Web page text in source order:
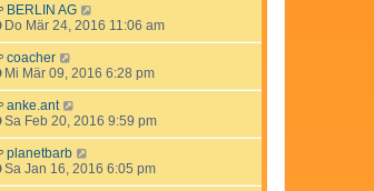
BERLIN AG
Do Mär 24, 2016 11:06 am
coacher
Mi Mär 09, 2016 6:28 pm
anke.ant
Sa Feb 20, 2016 9:59 pm
planetbarb
Sa Jan 16, 2016 6:05 pm